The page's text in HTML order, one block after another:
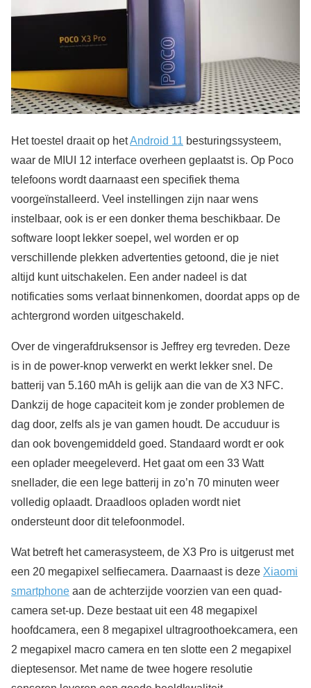
Het toestel draait op hetAndroid 11 besturingssysteem,
waar de MIUI 12 interface overheen geplaatst is. Op Poco
telefoons wordt daarnaast een specifiek thema
voorgeïnstalleerd. Veel instellingen zijn naar wens
instelbaar, ook is er een donker thema beschikbaar. De
software loopt lekker soepel, wel worden er op
verschillende plekken advertenties getoond, die je niet
altijd kunt uitschakelen. Een ander nadeel is dat
notificaties soms verlaat binnenkomen, doordat apps op de
achtergrond worden uitgeschakeld.
Over de vingerafdruksensor is Jeffrey erg tevreden. Deze
is in de power-knop verwerkt en werkt lekker snel. De
batterij van 5.160 mAh is gelijk aan die van de X3 NFC.
Dankzij de hoge capaciteit kom je zonder problemen de
dag door, zelfs als je van gamen houdt. De accuduur is
dan ook bovengemiddeld goed. Standaard wordt er ook
een oplader meegeleverd. Het gaat om een 33 Watt
snellader, die een lege batterij in zo’n 70 minuten weer
volledig oplaadt. Draadloos opladen wordt niet
ondersteunt door dit telefoonmodel.
Wat betreft het camerasysteem, de X3 Pro is uitgerust met
een 20 megapixel selfiecamera. Daarnaast is deze Xiaomi
smartphone aan de achterzijde voorzien van een quad-
camera set-up. Deze bestaat uit een 48 megapixel
hoofdcamera, een 8 megapixel ultragroothoekcamera, een
2 megapixel macro camera en ten slotte een 2 megapixel
dieptesensor. Met name de twee hogere resolutie